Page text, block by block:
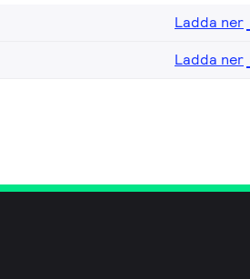
Ladda ner
Ladda ner